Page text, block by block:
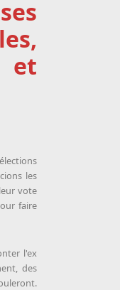
les
vote
faire
l'ex
des